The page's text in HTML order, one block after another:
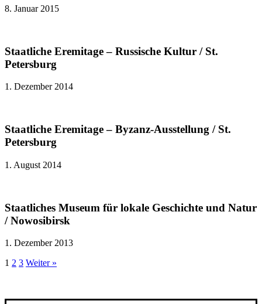
8. Januar 2015
Staatliche Eremitage – Russische Kultur / St.
Petersburg
1. Dezember 2014
Staatliche Eremitage – Byzanz-Ausstellung / St.
Petersburg
1. August 2014
Staatliches Museum für lokale Geschichte und Natur
/ Nowosibirsk
1. Dezember 2013
1 2 3 Weiter »